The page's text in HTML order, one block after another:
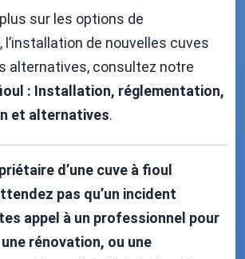
sur les options de
de nouvelles cuves
alternatives, consultez notre
: Installation, réglementation,
et alternatives.
d’une cuve à fioul
pas qu’un incident
appel à un professionnel pour
rénovation, ou une